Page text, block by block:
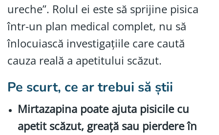
ureche”. Rolul ei este să sprijine pisica
într-un plan medical complet, nu să
înlocuiască investigațiile care caută
cauza reală a apetitului scăzut.
Pe scurt, ce ar trebui să știi
Mirtazapina poate ajuta pisicile cu
apetit scăzut, greață sau pierdere în